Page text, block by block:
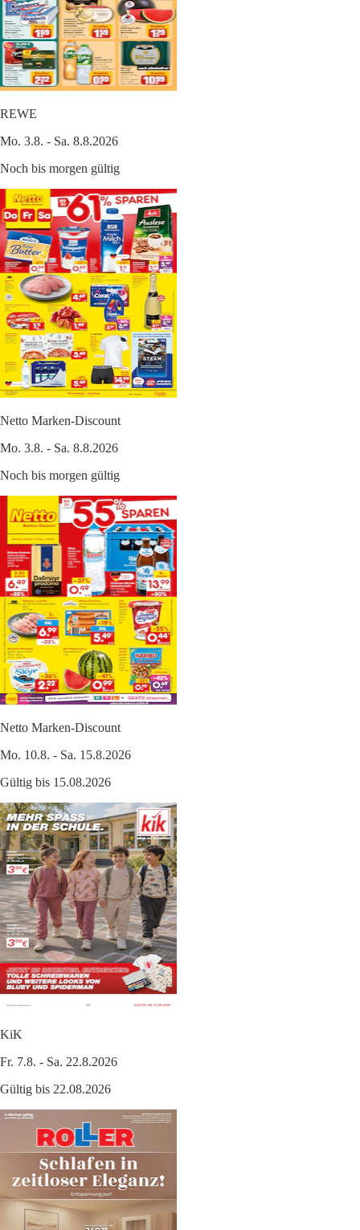
REWE
Mo. 3.8. - Sa. 8.8.2026
Noch bis morgen gültig
Netto Marken-Discount
Mo. 3.8. - Sa. 8.8.2026
Noch bis morgen gültig
Netto Marken-Discount
Mo. 10.8. - Sa. 15.8.2026
Gültig bis 15.08.2026
KiK
Fr. 7.8. - Sa. 22.8.2026
Gültig bis 22.08.2026